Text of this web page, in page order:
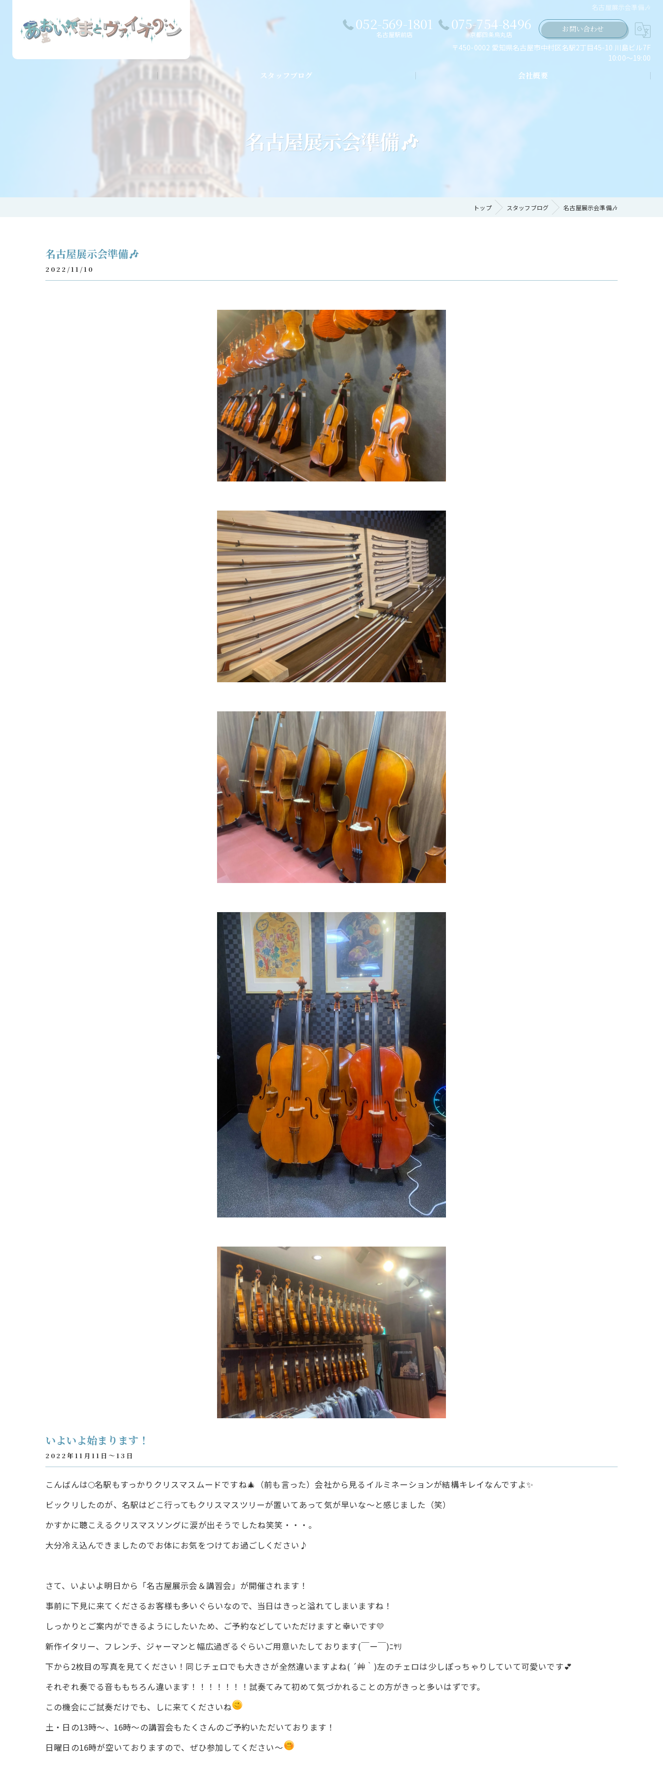
名古屋展示会準備🎶
052-569-1801
名古屋駅前店
075-754-8496
京都四条烏丸店
お問い合わせ
〒450-0002 愛知県名古屋市中村区名駅2丁目45-10 川島ビル7F
10:00～19:00
スタッフブログ 会社概要
名古屋展示会準備🎶
トップ スタッフブログ 名古屋展示会準備🎶
名古屋展示会準備🎶
2022/11/10
いよいよ始まります！
2022年11月11日～13日
こんばんは🌕名駅もすっかりクリスマスムードですね🎄（前も言った）会社から見るイルミネーションが結構キレイなんですよ✨
ビックリしたのが、名駅はどこ行ってもクリスマスツリーが置いてあって気が早いな～と感じました（笑）
かすかに聴こえるクリスマスソングに涙が出そうでしたね笑笑・・・。
大分冷え込んできましたのでお体にお気をつけてお過ごしください♪
さて、いよいよ明日から「名古屋展示会＆講習会」が開催されます！
事前に下見に来てくださるお客様も多いぐらいなので、当日はきっと溢れてしまいますね！
しっかりとご案内ができるようにしたいため、ご予約などしていただけますと幸いです💛
新作イタリー、フレンチ、ジャーマンと幅広過ぎるぐらいご用意いたしております(￣ー￣)ﾆﾔﾘ
下から2枚目の写真を見てください！同じチェロでも大きさが全然違いますよね( ´艸｀)左のチェロは少しぽっちゃりしていて可愛いです💕
それぞれ奏でる音ももちろん違います！！！！！！！試奏てみて初めて気づかれることの方がきっと多いはずです。
この機会にご試奏だけでも、しに来てくださいね
土・日の13時～、16時～の講習会もたくさんのご予約いただいております！
日曜日の16時が空いておりますので、ぜひ参加してください～